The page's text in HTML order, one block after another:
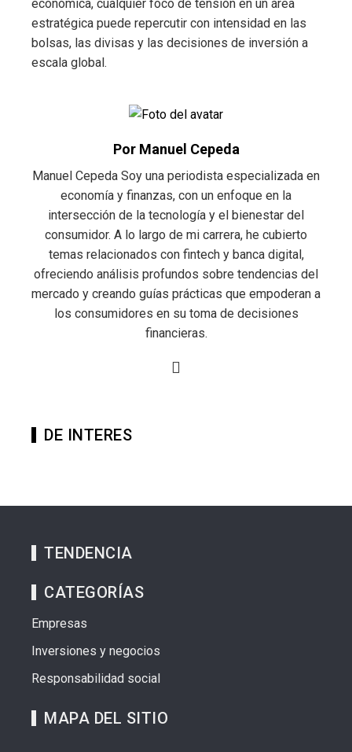
económica, cualquier foco de tensión en un área
estratégica puede repercutir con intensidad en las
bolsas, las divisas y las decisiones de inversión a
escala global.
Por Manuel Cepeda
Manuel Cepeda Soy una periodista especializada en
economía y finanzas, con un enfoque en la
intersección de la tecnología y el bienestar del
consumidor. A lo largo de mi carrera, he cubierto
temas relacionados con fintech y banca digital,
ofreciendo análisis profundos sobre tendencias del
mercado y creando guías prácticas que empoderan a
los consumidores en su toma de decisiones
financieras.
DE INTERES
TENDENCIA
CATEGORÍAS
Empresas
Inversiones y negocios
Responsabilidad social
MAPA DEL SITIO